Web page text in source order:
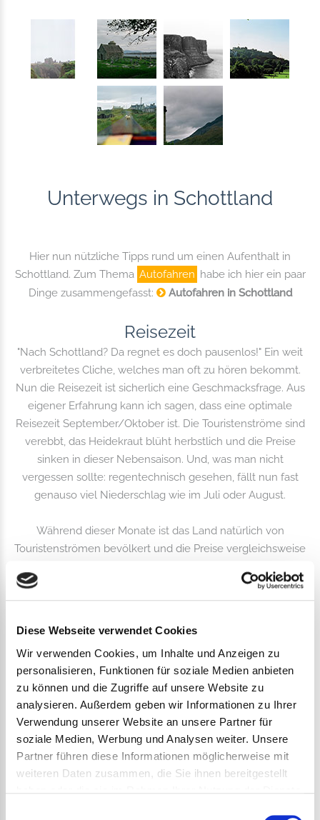
Diese Webseite verwendet Cookies
Wir verwenden Cookies, um Inhalte und Anzeigen zu
personalisieren, Funktionen für soziale Medien anbieten
zu können und die Zugriffe auf unsere Website zu
analysieren. Außerdem geben wir Informationen zu Ihrer
Verwendung unserer Website an unsere Partner für
soziale Medien, Werbung und Analysen weiter. Unsere
Partner führen diese Informationen möglicherweise mit
weiteren Daten zusammen, die Sie ihnen bereitgestellt
Unterwegs in Schottland
Hier nun nützliche Tipps rund um einen Aufenthalt in
Schottland. Zum Thema Autofahren habe ich hier ein paar
Dinge zusammengefasst:
Autofahren in Schottland
Reisezeit
"Nach Schottland? Da regnet es doch pausenlos!" Ein weit
verbreitetes Cliche, welches man oft zu hören bekommt.
Nun die Reisezeit ist sicherlich eine Geschmacksfrage. Aus
eigener Erfahrung kann ich sagen, dass eine optimale
Reisezeit September/Oktober ist. Die Touristenströme sind
verebbt, das Heidekraut blüht herbstlich und die Preise
sinken in dieser Nebensaison. Und, was man nicht
vergessen sollte: regentechnisch gesehen, fällt nun fast
genauso viel Niederschlag wie im Juli oder August.
Während dieser Monate ist das Land natürlich von
Touristenströmen bevölkert und die Preise vergleichsweise
unwesen, die einem das Camperleben schon schwer
machen können. Bleiben noch Mai/Juni, wo statistisch
Interessante Wetterdaten aus Schottland
Durchschnittliche Niederschlagstage,
Edinburgh